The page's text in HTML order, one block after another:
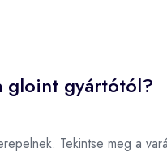
gloint gyártótól?
Tekintse meg a